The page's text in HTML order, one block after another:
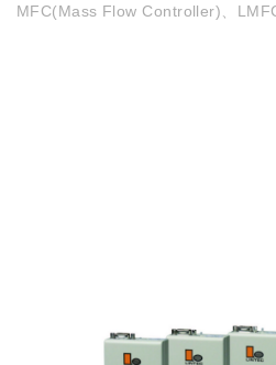
MFC(Mass Flow Controller)、